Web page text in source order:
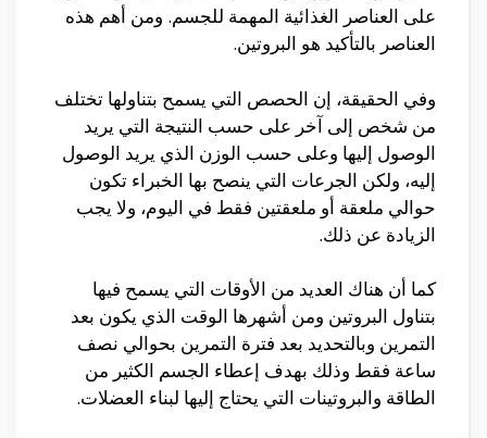
على العناصر الغذائية المهمة للجسم. ومن أهم هذه
العناصر بالتأكيد هو البروتين.
وفي الحقيقة، إن الحصص التي يسمح بتناولها تختلف
من شخص إلى آخر على حسب النتيجة التي يريد
الوصول إليها وعلى حسب الوزن الذي يريد الوصول
إليه، ولكن الجرعات التي ينصح بها الخبراء تكون
حوالي ملعقة أو ملعقتين فقط في اليوم، ولا يجب
الزيادة عن ذلك.
كما أن هناك العديد من الأوقات التي يسمح فيها
بتناول البروتين ومن أشهرها الوقت الذي يكون بعد
التمرين وبالتحديد بعد فترة التمرين بحوالي نصف
ساعة فقط وذلك بهدف إعطاء الجسم الكثير من
الطاقة والبروتينات التي يحتاج إليها لبناء العضلات.